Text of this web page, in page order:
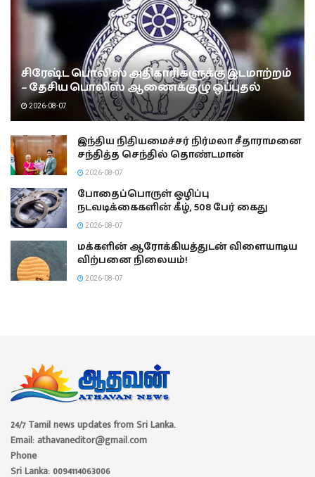
சிரேஷ்ட பொலிஸ் அதிகாரிகளுக்கு இடமாற்றம்
– தேசிய பொலிஸ் ஆணைக்குழு ஒப்புதல்
2026-08-07
இந்திய நிதியமைச்சர் நிர்மலா சீதாராமனை
சந்தித்த செந்தில் தொண்டமான்
2026-08-07
போதைப்பொருள் ஒழிப்பு
நடவடிக்கைகளின் கீழ், 508 பேர் கைது
2026-08-07
மக்களின் ஆரோக்கியத்துடன் விளையாடிய
விற்பனை நிலையம்!
2026-08-07
24/7 Tamil news updates from Sri Lanka.
Email: athavaneditor@gmail.com
Phone
Sri Lanka: 0094114063006